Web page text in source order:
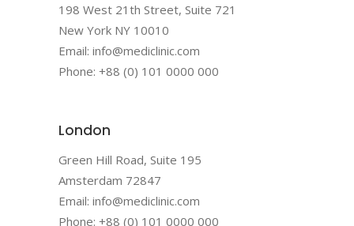
198 West 21th Street, Suite 721
New York NY 10010
Email: info@mediclinic.com
Phone: +88 (0) 101 0000 000
London
Green Hill Road, Suite 195
Amsterdam 72847
Email: info@mediclinic.com
Phone: +88 (0) 101 0000 000